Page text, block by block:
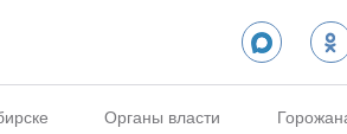
Органы власти